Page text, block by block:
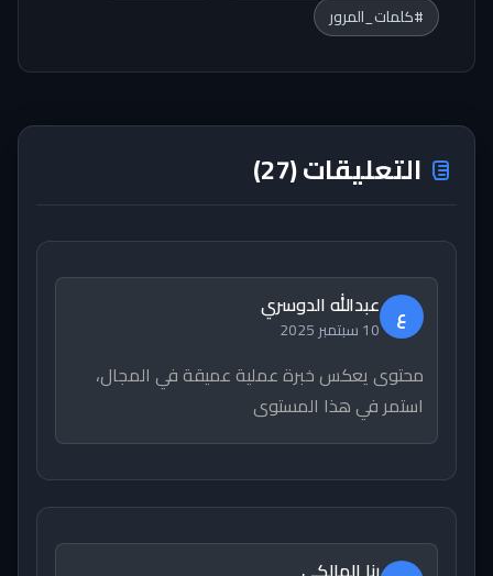
#كلمات_المرور
التعليقات (27)
ع عبدالله الدوسري
10 سبتمبر 2025
محتوى يعكس خبرة عملية عميقة في المجال،
استمر في هذا المستوى